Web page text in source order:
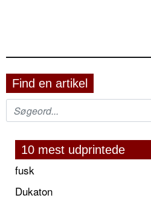
Find en artikel
10 mest udprintede
fusk
Dukaton